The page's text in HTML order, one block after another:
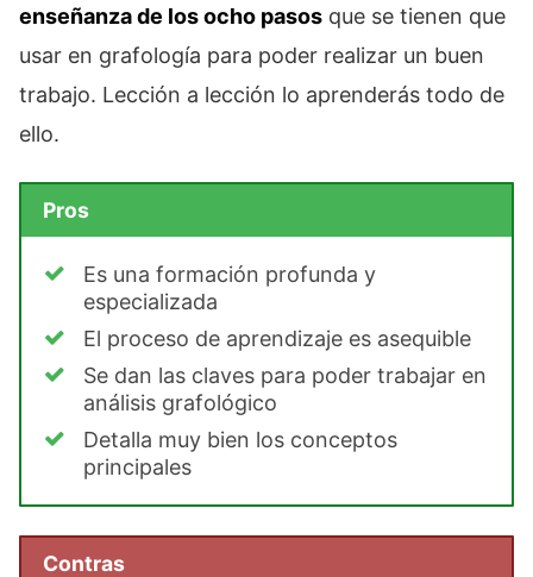
enseñanza de los ocho pasos que se tienen que
usar en grafología para poder realizar un buen
trabajo. Lección a lección lo aprenderás todo de
ello.
Pros
Es una formación profunda y
especializada
El proceso de aprendizaje es asequible
Se dan las claves para poder trabajar en
análisis grafológico
Detalla muy bien los conceptos
principales
Contras